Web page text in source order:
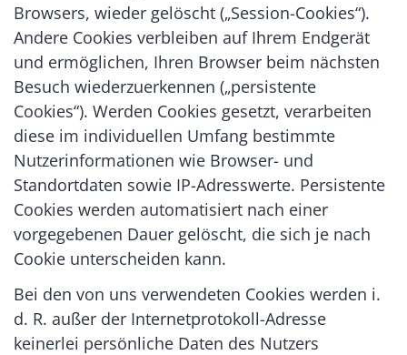
Browsers, wieder gelöscht („Session-Cookies“).
Andere Cookies verbleiben auf Ihrem Endgerät
und ermöglichen, Ihren Browser beim nächsten
Besuch wiederzuerkennen („persistente
Cookies“). Werden Cookies gesetzt, verarbeiten
diese im individuellen Umfang bestimmte
Nutzerinformationen wie Browser- und
Standortdaten sowie IP-Adresswerte. Persistente
Cookies werden automatisiert nach einer
vorgegebenen Dauer gelöscht, die sich je nach
Cookie unterscheiden kann.
Bei den von uns verwendeten Cookies werden i.
d. R. außer der Internetprotokoll-Adresse
keinerlei persönliche Daten des Nutzers